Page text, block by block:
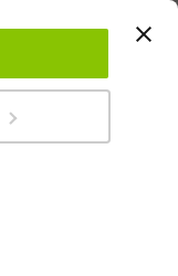
IL MIO NEGOZIO